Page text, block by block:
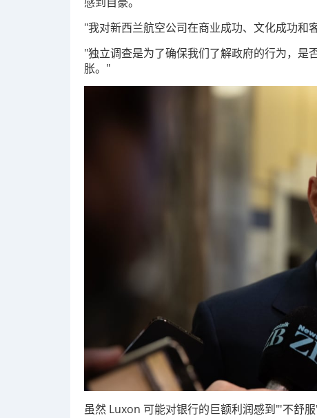
"我对新西兰航空公司在商业成功、文化成功和
"独立调查是为了确保我们了解政府的行为，是
胀。"
虽然 Luxon 可能对银行的巨额利润感到"'不舒服'